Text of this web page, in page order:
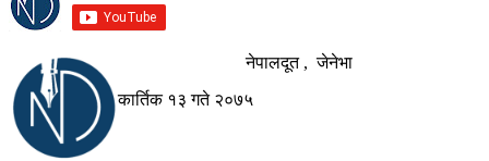
नेपालदूत , जेनेभा
कार्तिक १३ गते २०७५